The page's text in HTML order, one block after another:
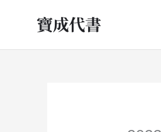
要